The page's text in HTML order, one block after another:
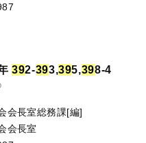
392-393,395,398-4
会長室総務課[編]
会長室